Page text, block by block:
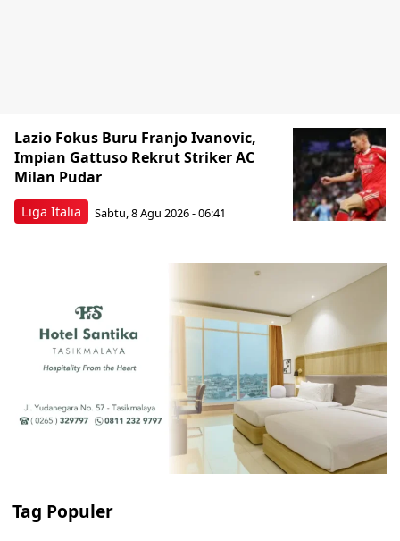
Liga Italia
Lazio Fokus Buru Franjo Ivanovic,
Impian Gattuso Rekrut Striker AC
Milan Pudar
Sabtu, 8 Agu 2026 - 06:41
Tag Populer